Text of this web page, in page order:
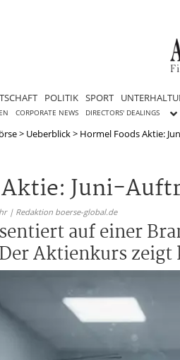
POLITIK SPORT
CORPORATE NEWS DIRECTORS' DEALINGS
> Ueberblick> Hormel Foods Aktie:
Juni-
| Redaktion boerse-global.de
auf einer
Aktienkurs